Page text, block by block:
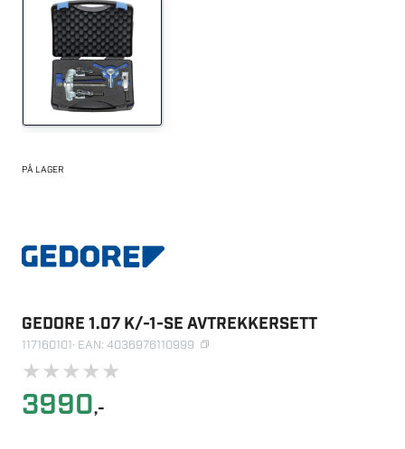
PÅ LAGER
GEDORE 1.07 K/-1-SE AVTREKKERSETT
117160101· EAN: 4036976110999
★★★★★
3990,-